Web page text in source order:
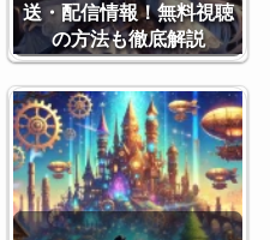
送・配信情報！無料視聴
の方法も徹底解説